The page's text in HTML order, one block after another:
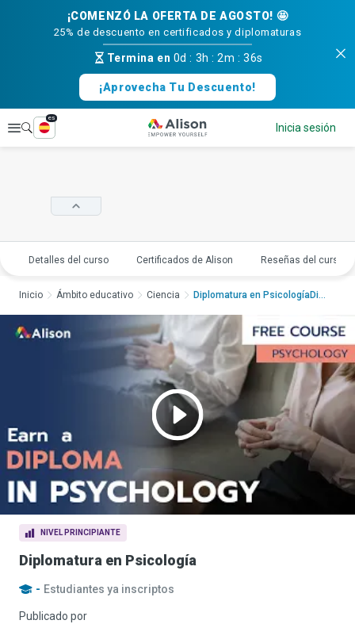
¡COMENZÓ LA OFERTA DE AGOSTO! 🤩
25% de descuento en certificados y diplomaturas
Termina en 0d : 3h :2m :36s
¡Aprovecha Tu Descuento!
Explorar
es
Inicia sesión
Detalles del curso Certificados de Alison Reseñas del curso
NIVEL PRINCIPIANTE
Diplomatura en Psicología
- Estudiantes ya inscriptos
Publicado por
Inicio Ámbito educativo Ciencia Diplomatura en PsicologíaDipl...